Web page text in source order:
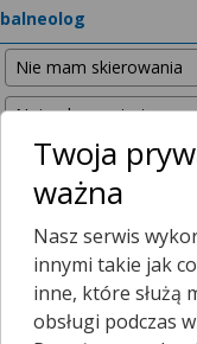
Nie znaleźliśmy
zwiększyliśmy
Twoja
ważna
Nasz serwis
innymi takie jak
inne, które służą
obsługi podczas